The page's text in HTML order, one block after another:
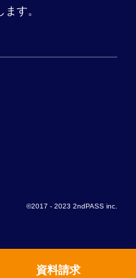
す。
©2017 - 2023 2ndPASS inc.
資料請求